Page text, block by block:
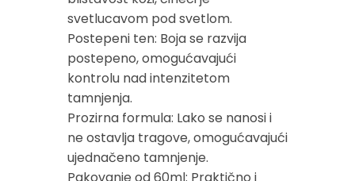
svetlucavom pod svetlom.
Postepeni ten: Boja se razvija
postepeno, omogućavajući
kontrolu nad intenzitetom
tamnjenja.
Prozirna formula: Lako se nanosi i
ne ostavlja tragove, omogućavajući
ujednačeno tamnjenje.
Pakovanje od 60ml: Praktično i